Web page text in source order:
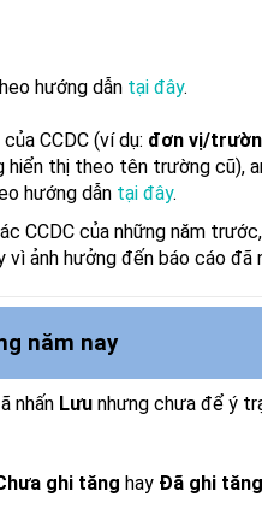
hướng dẫn tại đây.
của CCDC (ví dụ: đơn vị/
hiển thị theo tên trường cũ),
hướng dẫn tại đây.
CCDC của những năm
ảnh hưởng đến báo cáo đã
năm nay
nhấn Lưu nhưng chưa để ý
ghi tăng hay Đã ghi tăng